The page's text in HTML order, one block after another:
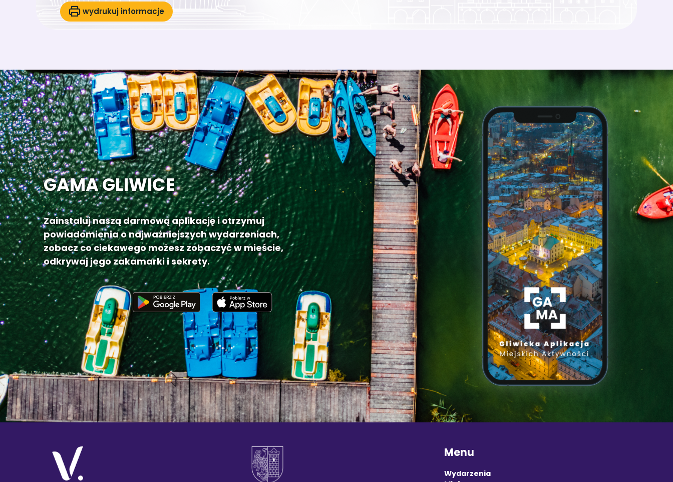
wydrukuj informacje
GAMA GLIWICE
Zainstaluj naszą darmową aplikację i otrzymuj
powiadomienia o najważniejszych wydarzeniach,
zobacz co ciekawego możesz zobaczyć w mieście,
odkrywaj jego zakamarki i sekrety.
Menu
Wydarzenia